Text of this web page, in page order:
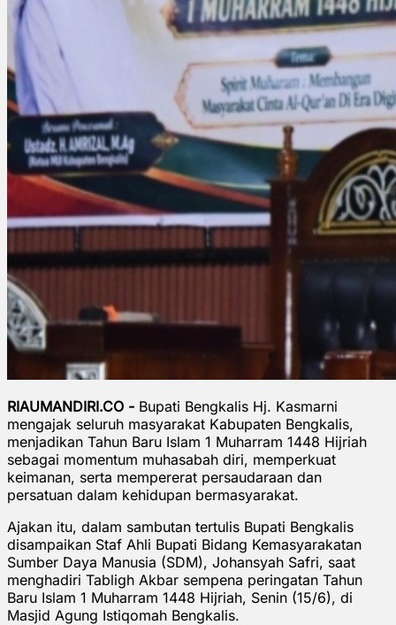
RIAUMANDIRI.CO - Bupati Bengkalis Hj. Kasmarni
mengajak seluruh masyarakat Kabupaten Bengkalis,
menjadikan Tahun Baru Islam 1 Muharram 1448 Hijriah
sebagai momentum muhasabah diri, memperkuat
keimanan, serta mempererat persaudaraan dan
persatuan dalam kehidupan bermasyarakat.
Ajakan itu, dalam sambutan tertulis Bupati Bengkalis
disampaikan Staf Ahli Bupati Bidang Kemasyarakatan
Sumber Daya Manusia (SDM), Johansyah Safri, saat
menghadiri Tabligh Akbar sempena peringatan Tahun
Baru Islam 1 Muharram 1448 Hijriah, Senin (15/6), di
Masjid Agung Istiqomah Bengkalis.